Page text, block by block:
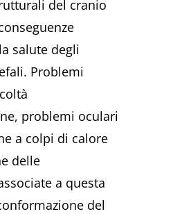
del cranio
salute degli
Problemi
problemi oculari
a colpi di calore
delle
a questa
del